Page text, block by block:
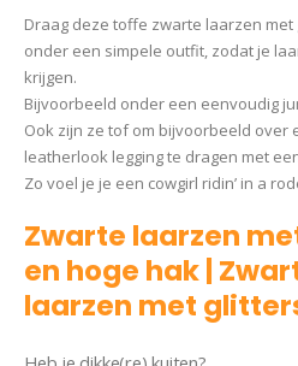
Draag deze toffe zwarte laarzen
onder een simpele outfit, zodat je
krijgen.
Bijvoorbeeld onder een eenvoudig
Ook zijn ze tof om bijvoorbeeld over
leatherlook legging te dragen met
Zo voel je je een cowgirl ridin’ in a
Zwarte laarzen
en hoge hak |
laarzen met